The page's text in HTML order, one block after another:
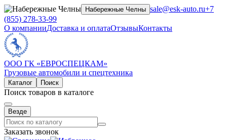
Набережные Челны sale@esk-auto.ru+7
(855) 278-33-99
О компанииДоставка и оплатаОтзывыКонтакты
ООО ГК «ЕВРОСПЕЦКАМ»
Грузовые автомобили и спецтехника
Каталог Поиск
Поиск товаров в каталоге
Везде
Заказать звонок